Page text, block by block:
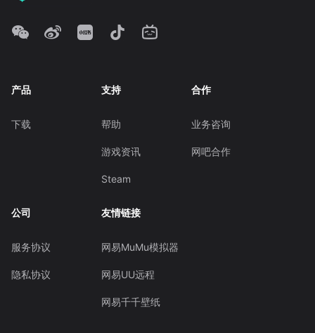
产品
下载
支持
帮助
游戏资讯
Steam
合作
业务咨询
网吧合作
公司
服务协议
隐私协议
友情链接
网易MuMu模拟器
网易UU远程
网易千千壁纸